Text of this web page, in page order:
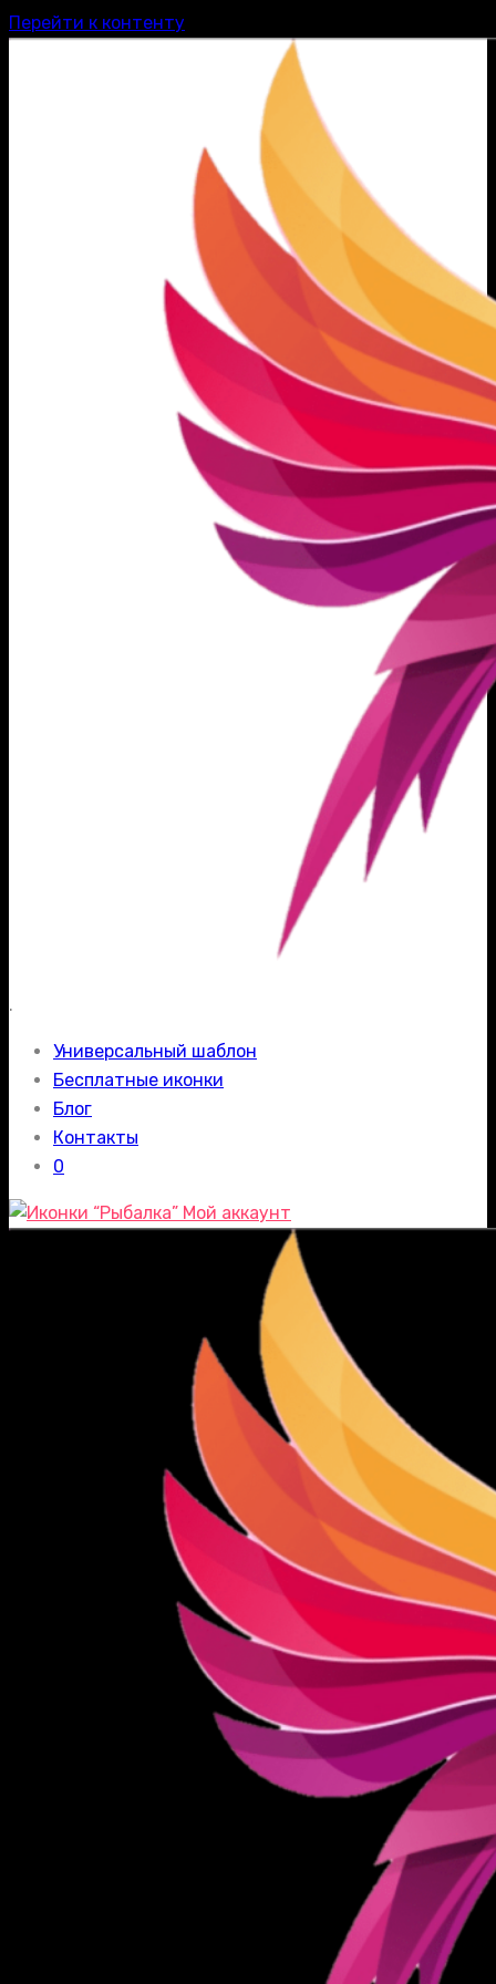
Перейти к контенту
.
Универсальный шаблон
Бесплатные иконки
Блог
Контакты
0
Мой аккаунт